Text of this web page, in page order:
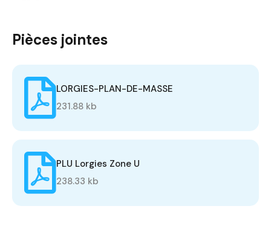
Pièces jointes
LORGIES-PLAN-DE-MASSE
231.88 kb
PLU Lorgies Zone U
238.33 kb